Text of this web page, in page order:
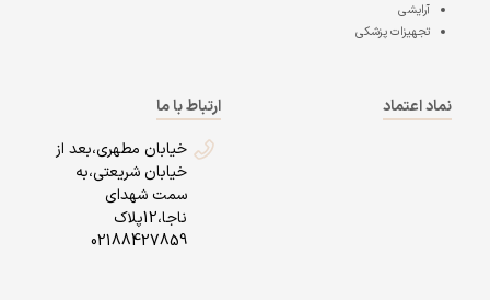
آرایشی
تجهیزات پزشکی
نماد اعتماد
ارتباط با ما
خیابان مطهری،بعد از
خیابان شریعتی،به
سمت شهدای
ناجا،12پلاک
02188427859